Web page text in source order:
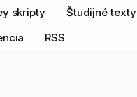
skripty Študijné texty
RSS